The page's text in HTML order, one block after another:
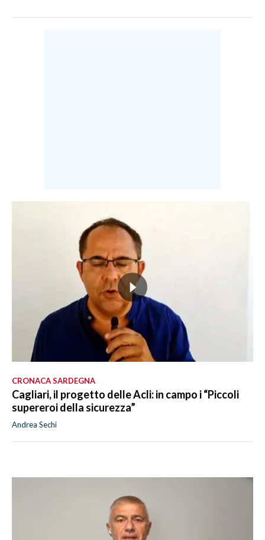
CRONACA SARDEGNA
Cagliari, il progetto delle Acli: in campo i “Piccoli
supereroi della sicurezza”
Andrea Sechi